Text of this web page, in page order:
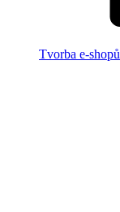
Tvorba e-shopů